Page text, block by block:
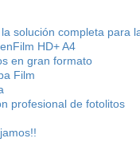
solución completa para
HD+ A4
en gran formato
Film
profesional de fotolitos